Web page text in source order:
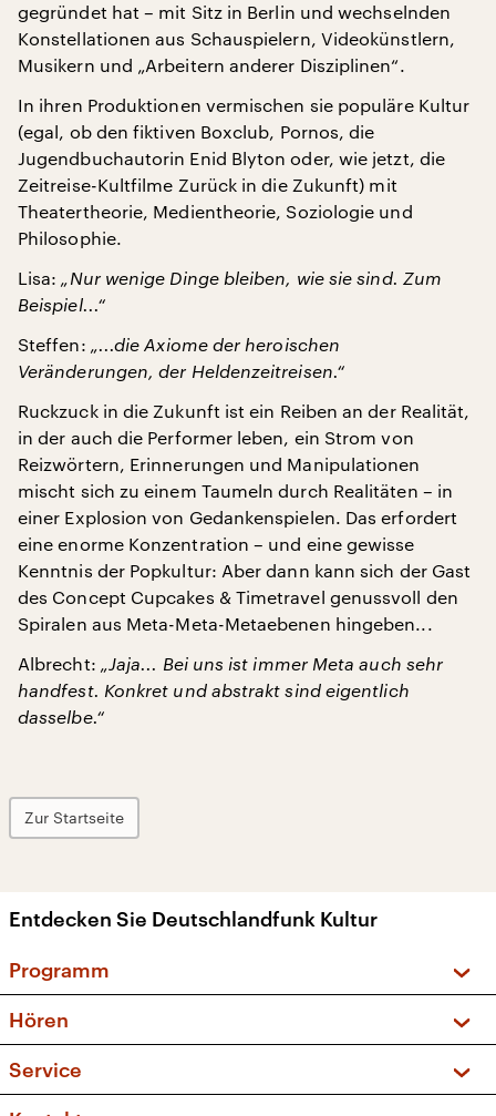
gegründet hat – mit Sitz in Berlin und wechselnden
Konstellationen aus Schauspielern, Videokünstlern,
Musikern und „Arbeitern anderer Disziplinen“.
In ihren Produktionen vermischen sie populäre Kultur
(egal, ob den fiktiven Boxclub, Pornos, die
Jugendbuchautorin Enid Blyton oder, wie jetzt, die
Zeitreise-Kultfilme Zurück in die Zukunft) mit
Theatertheorie, Medientheorie, Soziologie und
Philosophie.
Lisa: „Nur wenige Dinge bleiben, wie sie sind. Zum
Beispiel...“
Steffen: „...die Axiome der heroischen
Veränderungen, der Heldenzeitreisen.“
Ruckzuck in die Zukunft ist ein Reiben an der Realität,
in der auch die Performer leben, ein Strom von
Reizwörtern, Erinnerungen und Manipulationen
mischt sich zu einem Taumeln durch Realitäten – in
einer Explosion von Gedankenspielen. Das erfordert
eine enorme Konzentration – und eine gewisse
Kenntnis der Popkultur: Aber dann kann sich der Gast
des Concept Cupcakes & Timetravel genussvoll den
Spiralen aus Meta-Meta-Metaebenen hingeben...
Albrecht: „Jaja... Bei uns ist immer Meta auch sehr
handfest. Konkret und abstrakt sind eigentlich
dasselbe.“
Zur Startseite
Entdecken Sie Deutschlandfunk Kultur
Programm
Sendungen und Podcasts
Musikliste
Hören
Frequenzen (UKW + DAB+)
Service
FAQ